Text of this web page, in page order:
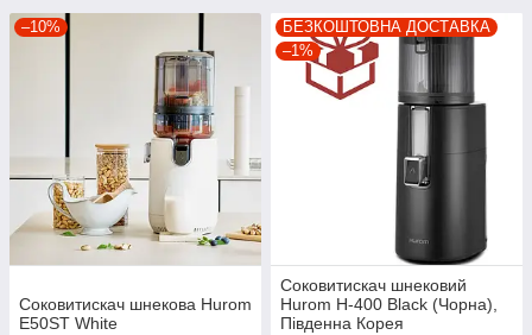
–10%
Соковитискач шнекова Hurom
E50ST White
БЕЗКОШТОВНА ДОСТАВКА
–1%
Соковитискач шнековий
Hurom H-400 Black (Чорна),
Південна Корея